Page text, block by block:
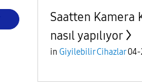
Saatten Kamera
nasıl yapılıyor
in Giyilebilir Cihazlar